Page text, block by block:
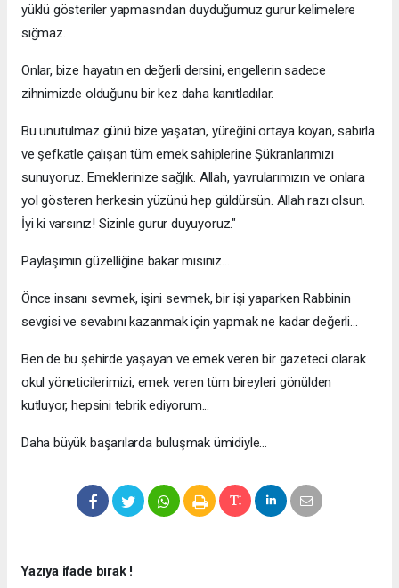
yüklü gösteriler yapmasından duyduğumuz gurur kelimelere
sığmaz.
Onlar, bize hayatın en değerli dersini, engellerin sadece
zihnimizde olduğunu bir kez daha kanıtladılar.
Bu unutulmaz günü bize yaşatan, yüreğini ortaya koyan, sabırla
ve şefkatle çalışan tüm emek sahiplerine Şükranlarımızı
sunuyoruz. Emeklerinize sağlık. Allah, yavrularımızın ve onlara
yol gösteren herkesin yüzünü hep güldürsün. Allah razı olsun.
İyi ki varsınız! Sizinle gurur duyuyoruz."
Paylaşımın güzelliğine bakar mısınız...
Önce insanı sevmek, işini sevmek, bir işi yaparken Rabbinin
sevgisi ve sevabını kazanmak için yapmak ne kadar değerli...
Ben de bu şehirde yaşayan ve emek veren bir gazeteci olarak
okul yöneticilerimizi, emek veren tüm bireyleri gönülden
kutluyor, hepsini tebrik ediyorum...
Daha büyük başarılarda buluşmak ümidiyle...
Yazıya ifade bırak !